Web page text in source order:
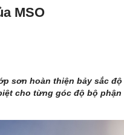
MSO
sơn hoàn thiện bảy sắc độ
cho từng góc độ bộ phận